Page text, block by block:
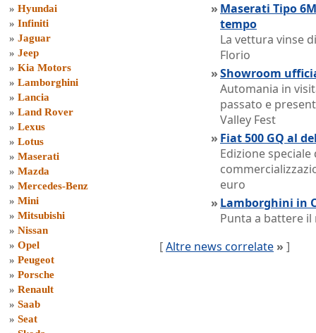
» Hyundai
» Infiniti
» Jaguar
» Jeep
» Kia Motors
» Lamborghini
» Lancia
» Land Rover
» Lexus
» Lotus
» Maserati
» Mazda
» Mercedes-Benz
» Mini
» Mitsubishi
» Nissan
» Opel
» Peugeot
» Porsche
» Renault
» Saab
» Seat
» Maserati Tipo
tempo
La vettura vinse
Florio
»Showroom
Automania in
passato e
Valley Fest
» Fiat 500 GQ al
Edizione
euro
» Lamborghini in
Punta a battere
[Altre news correlate » ]